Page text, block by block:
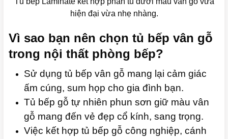
hiện đại vừa nhẹ nhàng.
Vì sao bạn nên chọn tủ bếp vân gỗ
trong nội thất phòng bếp?
Sử dụng tủ bếp vân gỗ mang lại cảm giác
ấm cúng, sum họp cho gia đình bạn.
Tủ bếp gỗ tự nhiên phun sơn giữ màu vân
gỗ mang đến vẻ đẹp cổ kính, sang trọng.
Việc kết hợp tủ bếp gỗ công nghiệp, cánh